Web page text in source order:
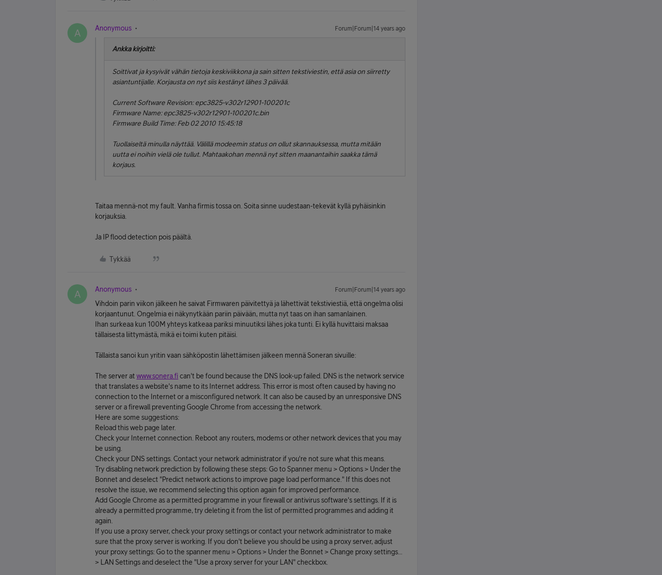
A Anonymous Forum|Forum|14 years ago
Ankka kirjoitti:
Soittivat ja kysyivät vähän tietoja keskiviikkona ja sain sitten tekstiviestin, että asia on siirretty
asiantuntijalle. Korjausta on nyt siis kestänyt lähes 3 päivää.
Current Software Revision: epc3825-v302r12901-100201c
Firmware Name: epc3825-v302r12901-100201c.bin
Firmware Build Time: Feb 02 2010 15:45:18
Tuollaiseltä minulla näyttää. Välillä modeemin status on ollut skannauksessa, mutta mitään
uutta ei noihin vielä ole tullut. Mahtaakohan mennä nyt sitten maanantaihin saakka tämä
korjaus.
Taitaa mennä-not my fault. Vanha firmis tossa on. Soita sinne uudestaan-tekevät kyllä pyhäisinkin
korjauksia.
Ja IP flood detection pois päältä.
Tykkää
A Anonymous Forum|Forum|14 years ago
Vihdoin parin viikon jälkeen he saivat Firmwaren päivitettyä ja lähettivät tekstiviestiä, että ongelma olisi
korjaantunut. Ongelmia ei näkynytkään pariin päivään, mutta nyt taas on ihan samanlainen.
Ihan surkeaa kun 100M yhteys katkeaa pariksi minuutiksi lähes joka tunti. Ei kyllä huvittaisi maksaa
tällaisesta liittymästä, mikä ei toimi kuten pitäisi.
Tällaista sanoi kun yritin vaan sähköpostin lähettämisen jälkeen mennä Soneran sivuille:
The server at www.sonera.fi can't be found because the DNS look-up failed. DNS is the network service
that translates a website's name to its Internet address. This error is most often caused by having no
connection to the Internet or a misconfigured network. It can also be caused by an unresponsive DNS
server or a firewall preventing Google Chrome from accessing the network.
Here are some suggestions:
Reload this web page later.
Check your Internet connection. Reboot any routers, modems or other network devices that you may
be using.
Check your DNS settings. Contact your network administrator if you're not sure what this means.
Try disabling network prediction by following these steps: Go to Spanner menu > Options > Under the
Bonnet and deselect "Predict network actions to improve page load performance." If this does not
resolve the issue, we recommend selecting this option again for improved performance.
Add Google Chrome as a permitted programme in your firewall or antivirus software's settings. If it is
already a permitted programme, try deleting it from the list of permitted programmes and adding it
again.
If you use a proxy server, check your proxy settings or contact your network administrator to make
sure that the proxy server is working. If you don't believe you should be using a proxy server, adjust
your proxy settings: Go to the spanner menu > Options > Under the Bonnet > Change proxy settings...
> LAN Settings and deselect the "Use a proxy server for your LAN" checkbox.